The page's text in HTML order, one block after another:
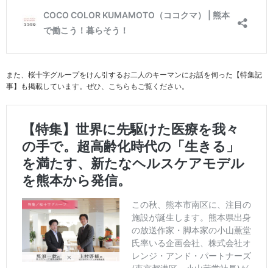
また、桜十字グループをけん引するお二人のキーマンにお話を伺った【特集記
事】も掲載しています。ぜひ、こちらもご覧ください。